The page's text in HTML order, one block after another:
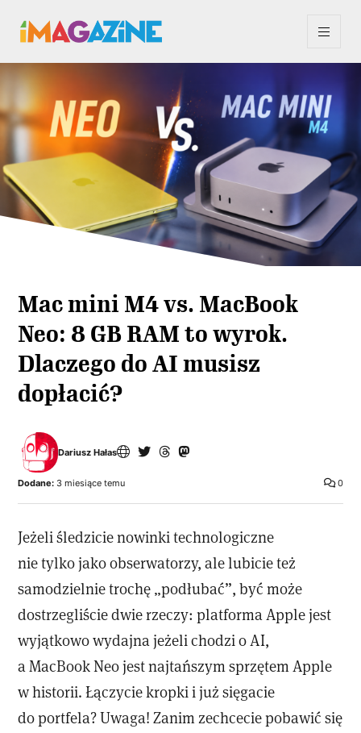
Mac mini M4 vs. MacBook
Neo: 8 GB RAM to wyrok.
Dlaczego do AI musisz
dopłacić?
Dariusz Hałas
0
Dodane: 3 miesiące temu
Jeżeli śledzicie nowinki technologiczne
nie tylko jako obserwatorzy, ale lubicie też
samodzielnie trochę „podłubać”, być może
dostrzegliście dwie rzeczy: platforma Apple jest
wyjątkowo wydajna jeżeli chodzi o AI,
a MacBook Neo jest najtańszym sprzętem Apple
w historii. Łączycie kropki i już sięgacie
do portfela? Uwaga! Zanim zechcecie pobawić się